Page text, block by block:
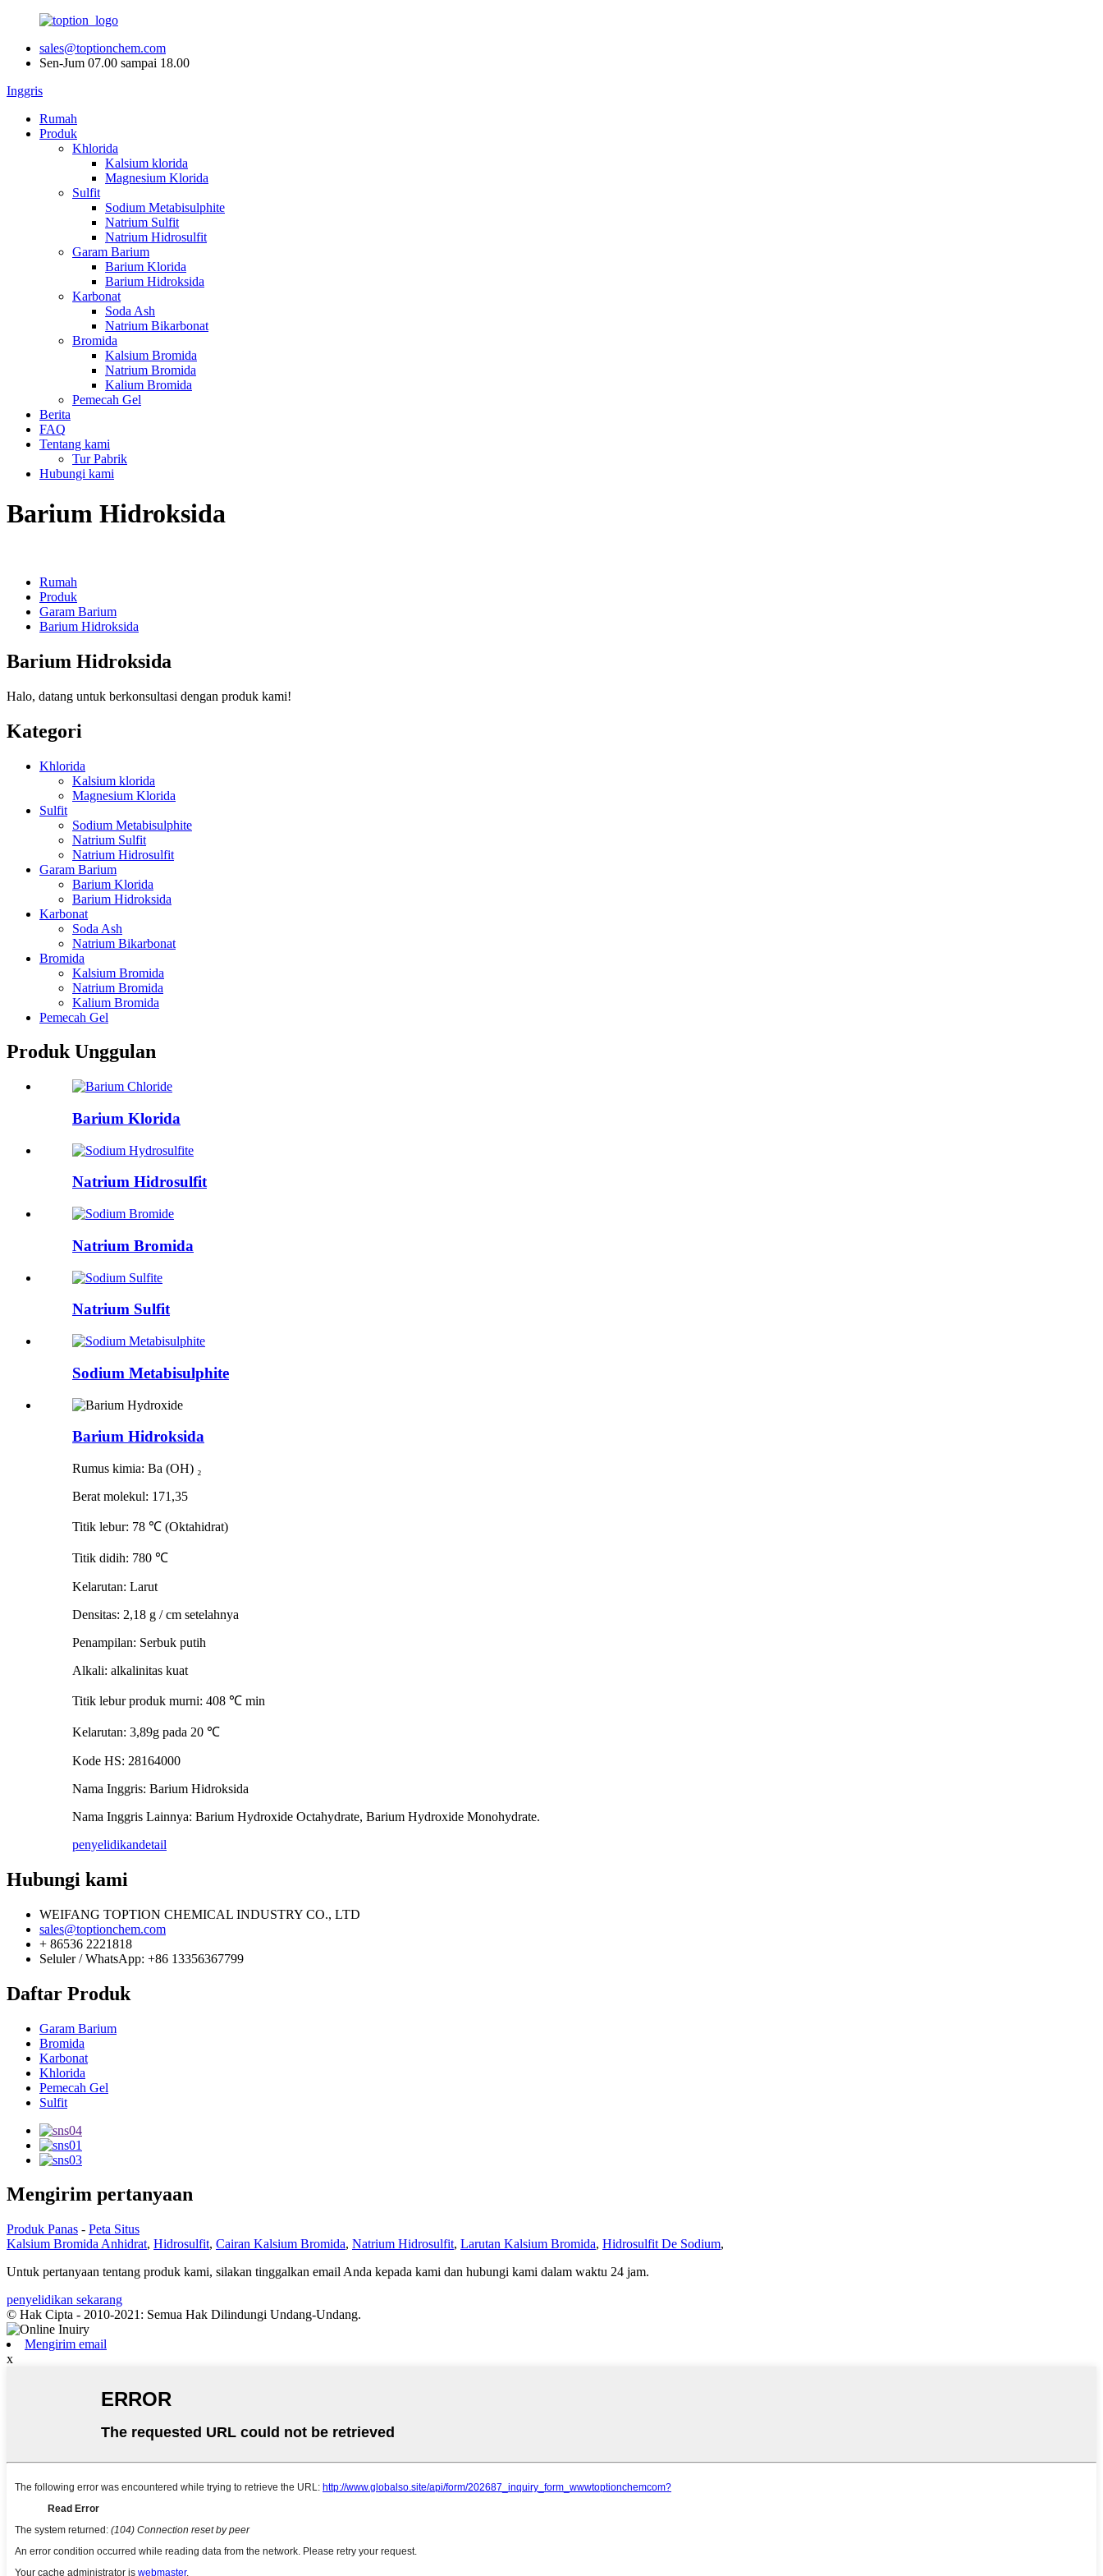
sales@toptionchem.com
Sen-Jum 07.00 sampai 18.00
Inggris
Rumah
Produk
Khlorida
Kalsium klorida
Magnesium Klorida
Sulfit
Sodium Metabisulphite
Natrium Sulfit
Natrium Hidrosulfit
Garam Barium
Barium Klorida
Barium Hidroksida
Karbonat
Soda Ash
Natrium Bikarbonat
Bromida
Kalsium Bromida
Natrium Bromida
Kalium Bromida
Pemecah Gel
Berita
FAQ
Tentang kami
Tur Pabrik
Hubungi kami
Barium Hidroksida
Rumah
Produk
Garam Barium
Barium Hidroksida
Barium Hidroksida
Halo, datang untuk berkonsultasi dengan produk kami!
Kategori
Khlorida
Kalsium klorida
Magnesium Klorida
Sulfit
Sodium Metabisulphite
Natrium Sulfit
Natrium Hidrosulfit
Garam Barium
Barium Klorida
Barium Hidroksida
Karbonat
Soda Ash
Natrium Bikarbonat
Bromida
Kalsium Bromida
Natrium Bromida
Kalium Bromida
Pemecah Gel
Produk Unggulan
Barium Klorida
Natrium Hidrosulfit
Natrium Bromida
Natrium Sulfit
Sodium Metabisulphite
Barium Hidroksida
Rumus kimia: Ba (OH) ₂
Berat molekul: 171,35
Titik lebur: 78 ℃ (Oktahidrat)
Titik didih: 780 ℃
Kelarutan: Larut
Densitas: 2,18 g / cm setelahnya
Penampilan: Serbuk putih
Alkali: alkalinitas kuat
Titik lebur produk murni: 408 ℃ min
Kelarutan: 3,89g pada 20 ℃
Kode HS: 28164000
Nama Inggris: Barium Hidroksida
Nama Inggris Lainnya: Barium Hydroxide Octahydrate, Barium Hydroxide Monohydrate.
penyelidikandetail
Hubungi kami
WEIFANG TOPTION CHEMICAL INDUSTRY CO., LTD
sales@toptionchem.com
+ 86536 2221818
Seluler / WhatsApp: +86 13356367799
Daftar Produk
Garam Barium
Bromida
Karbonat
Khlorida
Pemecah Gel
Sulfit
Mengirim pertanyaan
Produk Panas - Peta Situs
Kalsium Bromida Anhidrat, Hidrosulfit, Cairan Kalsium Bromida, Natrium Hidrosulfit, Larutan Kalsium Bromida, Hidrosulfit De Sodium,
Untuk pertanyaan tentang produk kami, silakan tinggalkan email Anda kepada kami dan hubungi kami dalam waktu 24 jam.
penyelidikan sekarang
© Hak Cipta - 2010-2021: Semua Hak Dilindungi Undang-Undang.
Mengirim email
x